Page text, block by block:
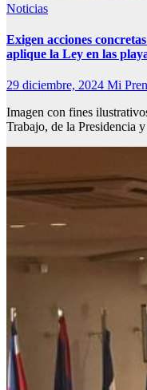
Noticias
Exigen acciones
aplique la Ley en las
29 diciembre, 2024 Mi
Imagen con fines
Trabajo, de la Presidencia